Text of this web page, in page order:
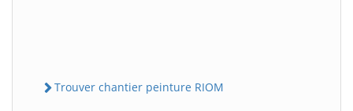
Trouver chantier peinture RIOM